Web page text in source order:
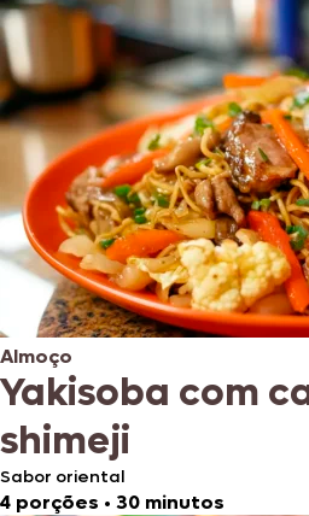
Almoço
Yakisoba com
shimeji
Sabor oriental
4 porções • 30 minutos